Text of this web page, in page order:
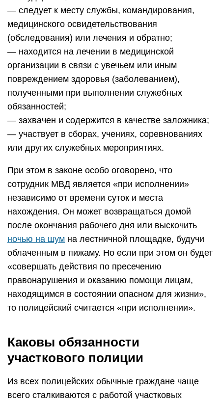
— следует к месту службы, командирования,
медицинского освидетельствования
(обследования) или лечения и обратно;
— находится на лечении в медицинской
организации в связи с увечьем или иным
повреждением здоровья (заболеванием),
полученными при выполнении служебных
обязанностей;
— захвачен и содержится в качестве заложника;
— участвует в сборах, учениях, соревнованиях
или других служебных мероприятиях.
При этом в законе особо оговорено, что
сотрудник МВД является «при исполнении»
независимо от времени суток и места
нахождения. Он может возвращаться домой
после окончания рабочего дня или выскочить
ночью на шум на лестничной площадке, будучи
облаченным в пижаму. Но если при этом он будет
«совершать действия по пресечению
правонарушения и оказанию помощи лицам,
находящимся в состоянии опасном для жизни»,
то полицейский считается «при исполнении».
Каковы обязанности
участкового полиции
Из всех полицейских обычные граждане чаще
всего сталкиваются с работой участковых